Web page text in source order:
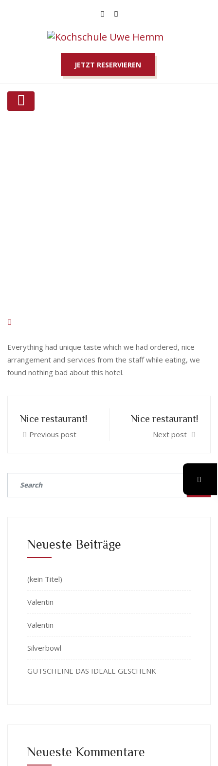
JETZT RESERVIEREN
Everything had unique taste which we had ordered, nice
arrangement and services from the staff while eating, we
found nothing bad about this hotel.
Nice restaurant!
Previous post
Nice restaurant!
Next post
Neueste Beiträge
(kein Titel)
Valentin
Valentin
Silverbowl
GUTSCHEINE DAS IDEALE GESCHENK
Neueste Kommentare